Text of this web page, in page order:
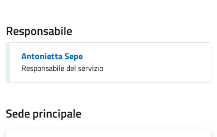
Responsabile
Antonietta Sepe
Responsabile del servizio
Sede principale